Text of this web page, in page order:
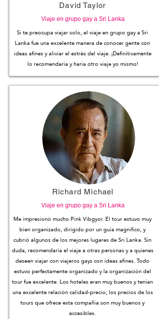
David Taylor
Viaje en grupo gay a Sri Lanka
Si te preocupa viajar solo, el viaje en grupo gay a Sri
Lanka fue una excelente manera de conocer gente con
ideas afines y aliviar el estrés del viaje. ¡Definitivamente
lo recomendaría y haría otro viaje yo mismo!
Richard Michael
Viaje en grupo gay a Sri Lanka
Me impresionó mucho Pink Vibgyor. El tour estuvo muy
bien organizado, dirigido por un guía magnífico, y
cubrió algunos de los mejores lugares de Sri Lanka. Sin
duda, recomendaría el viaje a otras personas y a quienes
deseen viajar con viajeros gays con ideas afines. Todo
estuvo perfectamente organizado y la organización del
tour fue excelente. Los hoteles eran muy buenos y tenían
una excelente relación calidad-precio; los precios de los
tours que ofrece esta compañía son muy buenos y
accesibles.